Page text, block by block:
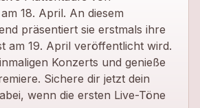
18. April. An diesem
präsentiert sie erstmals ihre
am 19. April veröffentlicht wird.
Konzerts und genieße
Sichere dir jetzt dein
wenn die ersten Live-Töne